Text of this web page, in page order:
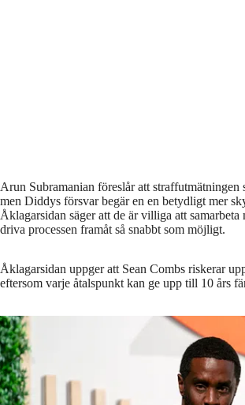
Arun Subramanian föreslår att straffutmätningen
men Diddys försvar begär en en betydligt mer
Åklagarsidan säger att de är villiga att
driva processen framåt så snabbt som möjligt.
Åklagarsidan uppger att Sean Combs riskerar
eftersom varje åtalspunkt kan ge upp till 10 års